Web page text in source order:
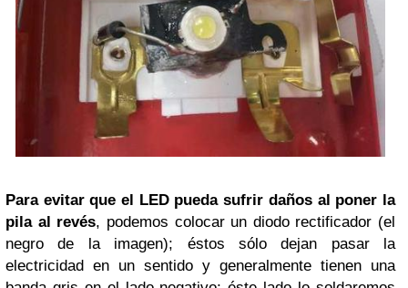
Para evitar que el LED pueda sufrir daños al poner la
pila al revés, podemos colocar un diodo rectificador (el
negro de la imagen); éstos sólo dejan pasar la
electricidad en un sentido y generalmente tienen una